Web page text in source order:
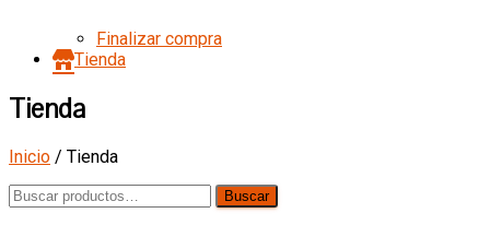
Finalizar compra
Tienda
Tienda
Inicio / Tienda
Buscar
Buscar